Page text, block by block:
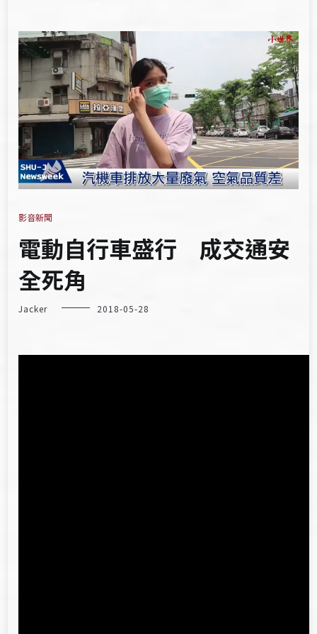
影音新聞
電動自行車盛行 成交通安
全死角
Jacker 2018-05-28